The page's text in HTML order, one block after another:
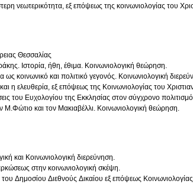
νεωτερικότητα, εξ επόψεως της κοινωνιολογίας του
Θεσσαλίας
Ιστορία, ήθη, έθιμα. Κοινωνιολογική θεώρηση.
ως κοινωνικό και πολιτικό γεγονός. Κοινωνιολογική
η ελευθερία, εξ επόψεως της Κοινωνιολογίας του
του Ευχολογίου της Εκκλησίας στον σύγχρονο
Μ.Φώτιο και τον Μακιαβέλλι. Κοινωνιολογική θεώρηση.
Θεολογική και Κοινωνιολογική διερεύνηση.
στην κοινωνιολογική σκέψη.
του Δημοσίου Διεθνούς Δικαίου εξ επόψεως